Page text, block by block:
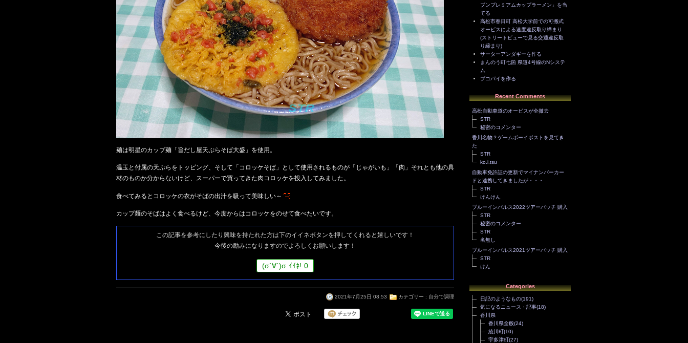
麺は明星のカップ麺「旨だし屋天ぷらそば大盛」を使用。
温玉と付属の天ぷらをトッピング、そして「コロッケそば」として使用されるものが「じゃがいも」「肉」それとも他の具
材のものか分からないけど、スーパーで買ってきた肉コロッケを投入してみました。
食べてみるとコロッケの衣がそばの出汁を吸って美味しい～
カップ麺のそばはよく食べるけど、今度からはコロッケをのせて食べたいです。
この記事を参考にしたり興味を持たれた方は下のイイネボタンを押してくれると嬉しいです！
今後の励みになりますのでよろしくお願いします！
(σ´∀`)σ ｲｲﾈ! 0
2021年7月25日 08:53 カテゴリー : 自分で調理
ブンプレミアムカップラーメン」を当
てる
高松市春日町 高松大学前での可搬式
オービスによる速度違反取り締まり
(ストリートビューで見る交通違反取
り締まり)
サーターアンダギーを作る
まんのう町七箇 県道4号線のNシステ
ム
ブコパイを作る
Recent Comments
高松自動車道のオービスが全撤去
STR
秘密のコメンター
香川名物？ゲームボーイポストを見てき
た
STR
ko.i.tsu
自動車免許証の更新でマイナンバーカー
ドと連携してきましたが・・・
STR
けんけん
ブルーインパルス2022ツアーパッチ 購入
STR
秘密のコメンター
STR
名無し
ブルーインパルス2021ツアーパッチ 購入
STR
けん
Categories
日記のようなもの(191)
気になるニュース・記事(18)
香川県
香川県全般(24)
綾川町(10)
宇多津町(27)